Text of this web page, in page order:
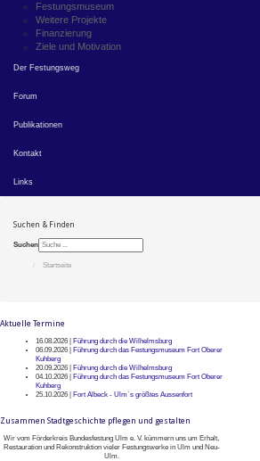
Festungsmuseum
Weitere Projekte
Finanzierung
Ziele und Motivation
Der Festungsweg
Forum
Publikationen
Kontakt
Links
Suchen & Finden
Suchen
Startseite
Aktuelle Termine
16.08.2026 |
Führung durch die Wilhelmsburg
06.09.2026 |
Führung durch das Festungsmuseum Fort Oberer
Kuhberg
20.09.2026 |
Führung durch die Wilhelmsburg
04.10.2026 |
Führung durch das Festungsmuseum Fort Oberer
Kuhberg
25.10.2026 |
Fort Albeck - Ulm`s größtes Aussenfort
Zusammen Stadtgeschichte pflegen und gestalten
Wir vom Förderkreis Bundesfestung Ulm e. V. kümmern uns um Erhalt,
Restauration und Rekonstruktion vieler Festungswerke in Ulm und Neu-
Ulm.